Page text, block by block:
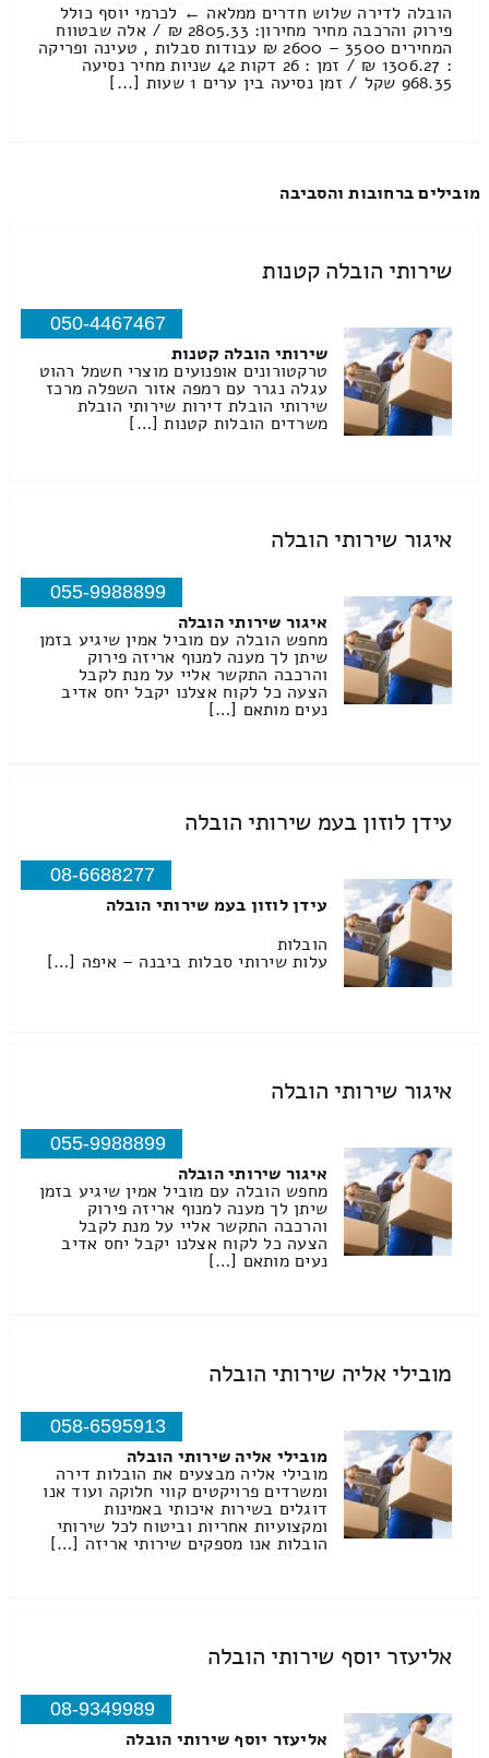
הובלה לדירה שלוש חדרים ממלאה ← לכרמי יוסף כולל
פירוק והרכבה מחיר מחירון: 2805.33 ₪ / אלה שבטווח
המחירים 3500 – 2600 ₪ עבודות סבלות , טעינה ופריקה
: 1306.27 ₪ / זמן : 26 דקות 42 שניות מחיר נסיעה
968.35 שקל / זמן נסיעה בין ערים 1 שעות [...]
מובילים ברחובות והסביבה
שירותי הובלה קטנות
050-4467467
שירותי הובלה קטנות
טרקטורונים אופנועים מוצרי חשמל רהוט
עגלה נגרר עם רמפה אזור השפלה מרכז
שירותי הובלת דירות שירותי הובלת
משרדים הובלות קטנות […]
איגור שירותי הובלה
055-9988899
איגור שירותי הובלה
מחפש הובלה עם מוביל אמין שיגיע בזמן
שיתן לך מענה למנוף אריזה פירוק
והרכבה התקשר אליי על מנת לקבל
הצעה כל לקוח אצלנו יקבל יחס אדיב
נעים מותאם […]
עידן לוזון בעמ שירותי הובלה
08-6688277
עידן לוזון בעמ שירותי הובלה
הובלות
עלות שירותי סבלות ביבנה – איפה […]
איגור שירותי הובלה
055-9988899
איגור שירותי הובלה
מחפש הובלה עם מוביל אמין שיגיע בזמן
שיתן לך מענה למנוף אריזה פירוק
והרכבה התקשר אליי על מנת לקבל
הצעה כל לקוח אצלנו יקבל יחס אדיב
נעים מותאם […]
מובילי אליה שירותי הובלה
058-6595913
מובילי אליה שירותי הובלה
מובילי אליה מבצעים את הובלות דירה
ומשרדים פרויקטים קווי חלוקה ועוד אנו
דוגלים בשירות איכותי באמינות
ומקצועיות אחריות וביטוח לכל שירותי
הובלות אנו מספקים שירותי אריזה […]
אליעזר יוסף שירותי הובלה
08-9349989
אליעזר יוסף שירותי הובלה